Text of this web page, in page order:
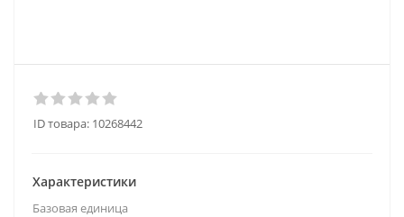
ID товара: 10268442
Характеристики
Базовая единица